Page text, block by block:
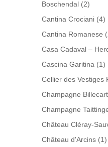
Boschendal (2)
Cantina Crociani (4)
Cantina Romanese
Casa Cadaval –
Cascina Garitina (1)
Cellier des Vestiges
Champagne
Champagne
Château Cléray-
Château d'Arcins (1)